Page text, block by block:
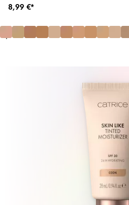
8,99 €*